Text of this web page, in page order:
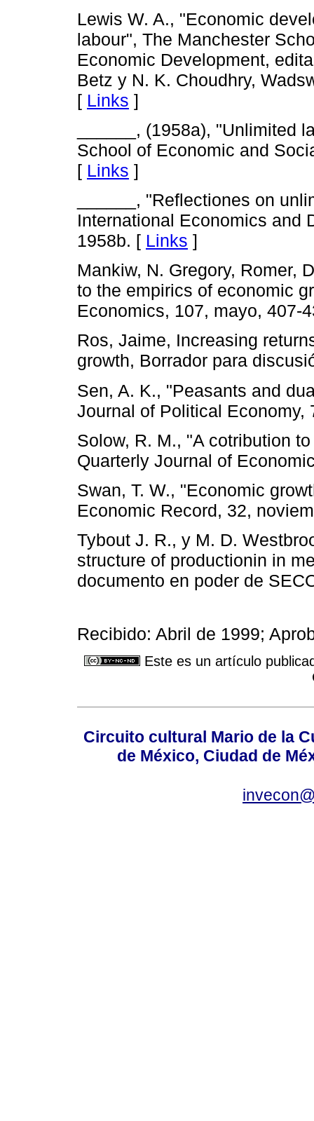
Lewis W. A., "Economic
labour", The Manchester
Economic Development,
Betz y N. K. Choudhry,
[ Links ]
______, (1958a), "Unlimited
School of Economic and
[ Links ]
______, "Reflectiones on
International Economics and
1958b. [ Links ]
Mankiw, N. Gregory, Romer,
to the empirics of economic
Economics, 107, mayo, 407-
Ros, Jaime, Increasing
growth, Borrador para
Sen, A. K., "Peasants and
Journal of Political
Solow, R. M., "A cotribution
Quarterly Journal of
Swan, T. W., "Economic
Economic Record, 32,
Tybout J. R., y M. D.
structure of productionin in
documento en poder de
Recibido: Abril de 1999;
Este es un artículo
Circuito cultural Mario de la
de México, Ciudad de